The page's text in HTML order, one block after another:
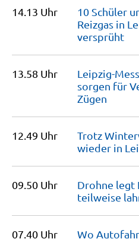
14.13 Uhr
10 Schüler
Reizgas in
versprüht
13.58 Uhr
Leipzig-
sorgen für
Zügen
12.49 Uhr
Trotz
wieder in
09.50 Uhr
Drohne legt
teilweise
07.40 Uhr Wo